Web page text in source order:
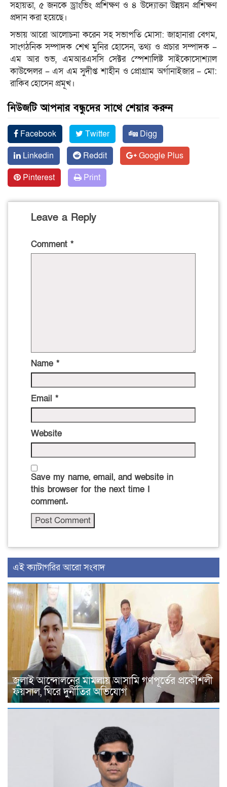
সহায়তা, ৫ জনকে ড্রাংভিং প্রশিক্ষণ ও ৪ উদ্যোক্তা উন্নয়ন প্রশিক্ষণ
প্রদান করা হয়েছে।
সভায় আরো আলোচনা করেন সহ সভাপতি মোসা: জাহানারা বেগম,
সাংগঠনিক সম্পাদক শেখ মুনির হোসেন, তথ্য ও প্রচার সম্পাদক –
এম আর শুভ, এমআরএসসি সেক্টর স্পেশালিষ্ট সাইকোসোশ্যাল
কাউন্সেলর – এস এম সুদীপ্ত শাহীন ও প্রোগ্রাম অর্গানাইজার – মো:
রাকিব হোসেন প্রমূখ।
নিউজটি আপনার বন্ধুদের সাথে শেয়ার করুন
Facebook Twitter
Digg
Linkedin
Reddit
Google Plus
Pinterest
Print
Leave a Reply
Comment *
Name *
Email *
Website
Save my name, email, and website in
this browser for the next time I
comment.
‍এই ক্যাটাগরির ‍আরো সংবাদ
জুলাই আন্দোলনের মামলায় আসামি গণপূর্তের প্রকৌশলী
ফয়সাল, ঘিরে দুর্নীতির অভিযোগ